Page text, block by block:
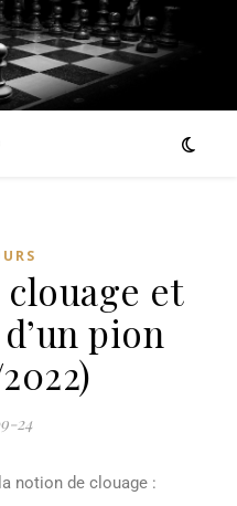
et
pion
24
notion de clouage :